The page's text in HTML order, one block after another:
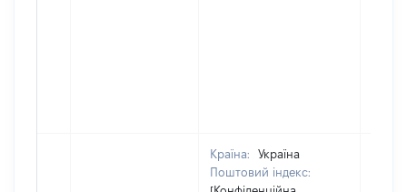
Країна:
Україна
Поштовий індекс: